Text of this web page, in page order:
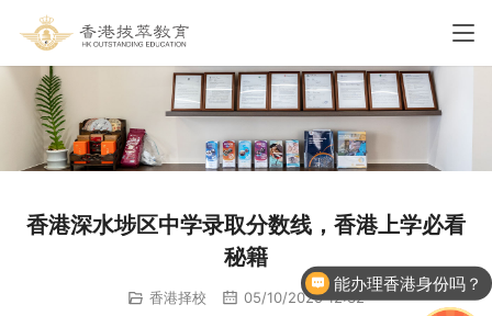
香港深水埗区中学录取分数线，香港上学必看
秘籍
香港择校 05/10/2025 12:32
能办理香港身份吗？